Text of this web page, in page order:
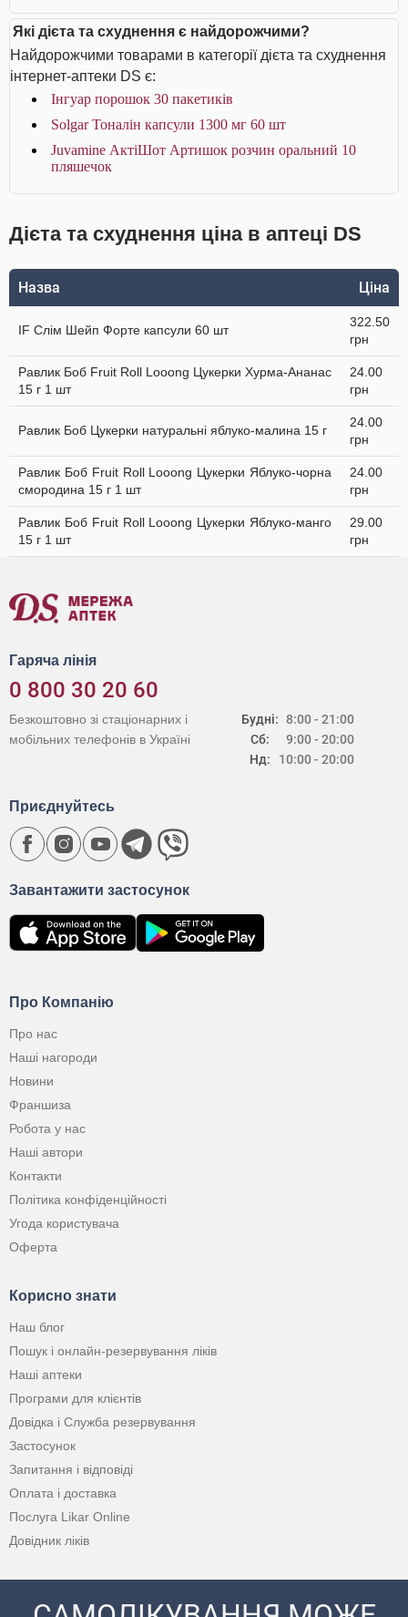
Які дієта та схуднення є найдорожчими?
Найдорожчими товарами в категорії дієта та схуднення
інтернет-аптеки DS є:
Інгуар порошок 30 пакетиків
Solgar Тоналін капсули 1300 мг 60 шт
Juvamine АктіШот Артишок розчин оральний 10
пляшечок
Дієта та схуднення ціна в аптеці DS
Назва Ціна
IF Слім Шейп Форте капсули 60 шт
322.50
грн
Равлик Боб Fruit Roll Looong Цукерки Хурма-Ананас
15 г 1 шт
24.00
грн
Равлик Боб Цукерки натуральні яблуко-малина 15 г
24.00
грн
Равлик Боб Fruit Roll Looong Цукерки Яблуко-чорна
смородина 15 г 1 шт
24.00
грн
Равлик Боб Fruit Roll Looong Цукерки Яблуко-манго
15 г 1 шт
29.00
грн
Гаряча лінія
0 800 30 20 60
Будні:
Сб:
Нд:
8:00 - 21:00
9:00 - 20:00
10:00 - 20:00
Безкоштовно зі стаціонарних і
мобільних телефонів в Україні
Про Компанію
Про нас
Наші нагороди
Новини
Франшиза
Робота у нас
Наші автори
Контакти
Політика конфіденційності
Угода користувача
Оферта
Корисно знати
Наш блог
Пошук і онлайн-резервування ліків
Наші аптеки
Програми для клієнтів
Довідка і Служба резервування
Застосунок
Запитання і відповіді
Оплата і доставка
Послуга Likar Online
Довідник ліків
Завантажити застосунок
Приєднуйтесь